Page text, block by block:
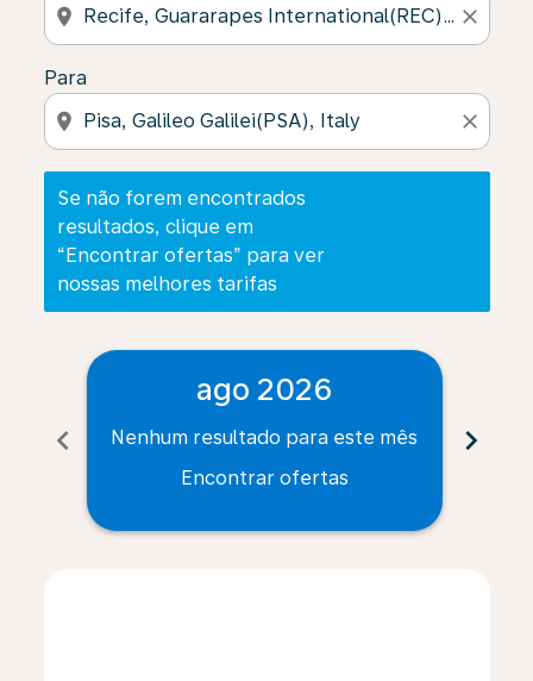
location_on close
Para
location_on close
Se não forem encontrados
resultados, clique em
“Encontrar ofertas” para ver
nossas melhores tarifas
chevron_left
ago 2026
Nenhum resultado para este mês
Encontrar ofertas
chevron_right